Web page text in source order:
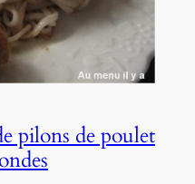
pilons de poulet